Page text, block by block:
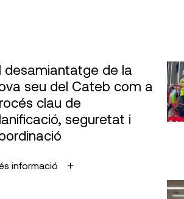
desamiantatge de la
seu del Cateb com a
clau de
seguretat i
informació